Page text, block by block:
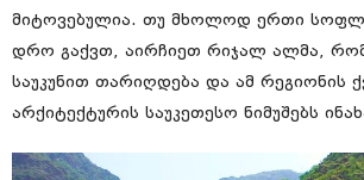
მიტოვებულია. თუ მხოლოდ ერთი
დრო გაქვთ, აირჩიეთ რიჯალ ალმა,
საუკუნით თარიღდება და ამ რეგიონის
არქიტექტურის საუკეთესო ნიმუშებს